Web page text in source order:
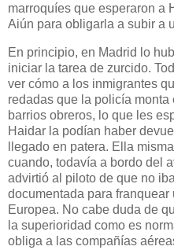
marroquíes que esperaron a
Aiún para obligarla a subir a
En principio, en Madrid lo
iniciar la tarea de zurcido.
ver cómo a los inmigrantes
redadas que la policía
barrios obreros, lo que les
Haidar la podían haber
llegado en patera. Ella
cuando, todavía a bordo del
advirtió al piloto de que no
documentada para
Europea. No cabe duda de
la superioridad como es
obliga a las compañías